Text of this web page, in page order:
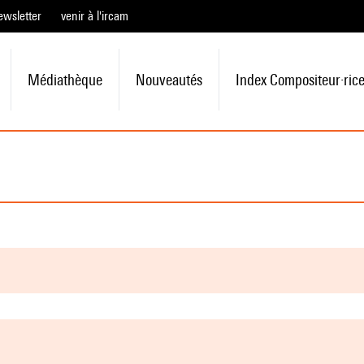
venir à l'ircam
Médiathèque Nouveautés Index Compositeur·rice